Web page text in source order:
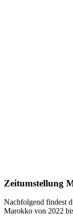
Zeitumstellung
Nachfolgend findest
Marokko von 2022